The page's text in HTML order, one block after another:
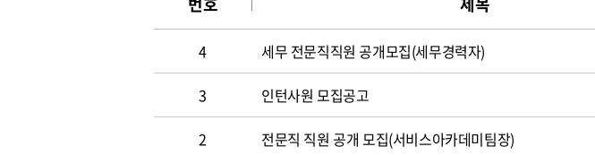
4 세무 전문직직원 공개모집(세무경력자)
3 인턴사원 모집공고
2 전문직 직원 공개 모집(서비스아카데미팀장)